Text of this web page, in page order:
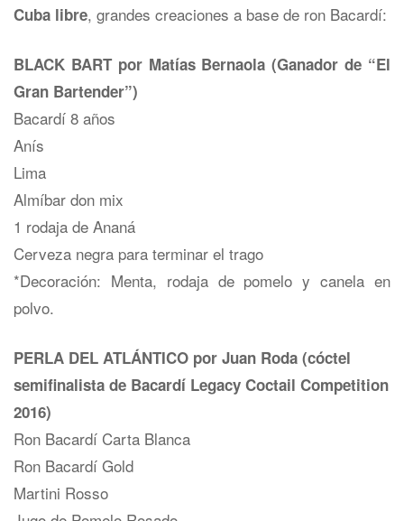
Cuba libre, grandes creaciones a base de ron Bacardí:
BLACK BART por Matías Bernaola (Ganador de “El
Gran Bartender”)
Bacardí 8 años
Anís
Lima
Almíbar don mix
1 rodaja de Ananá
Cerveza negra para terminar el trago
*Decoración: Menta, rodaja de pomelo y canela en
polvo.
PERLA DEL ATLÁNTICO por Juan Roda (cóctel
semifinalista de Bacardí Legacy Coctail Competition
2016)
Ron Bacardí Carta Blanca
Ron Bacardí Gold
Martini Rosso